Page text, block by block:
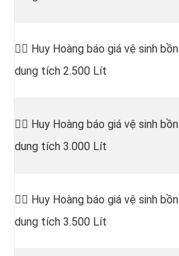
👷‍♂️ Huy Hoàng báo giá vệ sinh bồn
dung tích 2.500 Lít
👷‍♂️ Huy Hoàng báo giá vệ sinh bồn
dung tích 3.000 Lít
👷‍♂️ Huy Hoàng báo giá vệ sinh bồn
dung tích 3.500 Lít